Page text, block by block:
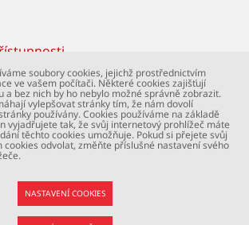
– 2. lékařská fakulta. Všechna
Foto: 2. LF a Shutterstock.com.
webmaster@lfmotol.cuni.cz
soubory cookies, jejichž prostřednictvím
ve vašem počítači. Některé cookies zajišťují
a bez nich by ho nebylo možné správně zobrazit.
vylepšovat stránky tím, že nám dovolí
používány. Cookies používáme na základě
vyjadřujete tak, že svůj internetový prohlížeč máte
těchto cookies umožňuje. Pokud si přejete svůj
cookies odvolat, změňte příslušné nastavení svého
NASTAVENÍ COOKIES